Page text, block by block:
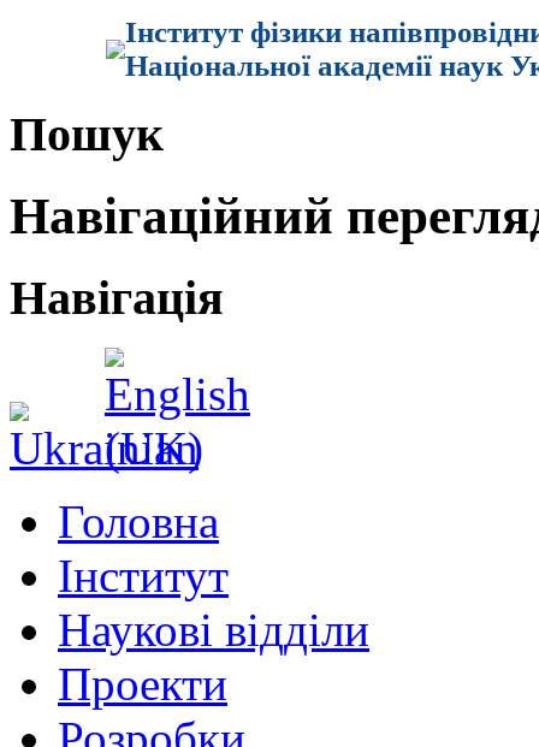
Інститут фізики
Національної академії наук
Пошук
Навігаційний
Навігація
Головна
Інститут
Наукові відділи
Проекти